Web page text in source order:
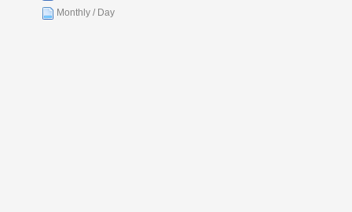
Monthly / Day